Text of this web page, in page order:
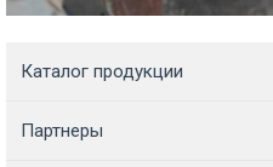
Каталог продукции
Партнеры